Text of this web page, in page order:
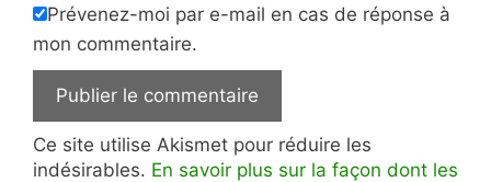
Prévenez-moi par e-mail en cas de réponse à
mon commentaire.
Ce site utilise Akismet pour réduire les
indésirables. En savoir plus sur la façon dont les